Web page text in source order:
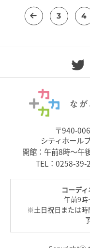
3 4
〒940-
シティホール
開館：午前8時～午
TEL： 0258-39-
コーデ
午前9時
※土日祝日または時